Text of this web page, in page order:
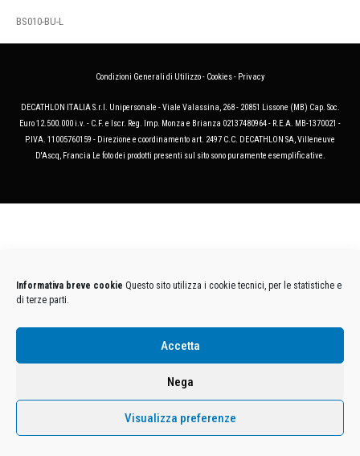
Informativa breve cookie Questo sito utilizza i cookie tecnici, per le statistiche e
di terze parti.
Accetta
Nega
Visualizza preferenze
BS010-BU-L
Condizioni Generali di Utilizzo- Cookies- Privacy
DECATHLON ITALIA S.r.l. Unipersonale - Viale Valassina, 268 - 20851 Lissone (MB) Cap. Soc.
Euro 12.500.000 i.v. - C.F. e Iscr. Reg. Imp. Monza e Brianza 02137480964 - R.E.A. MB-1370021 -
P.IVA. 11005760159 - Direzione e coordinamento art. 2497 C.C. DECATHLON SA, Villeneuve
D'Ascq, Francia Le foto dei prodotti presenti sul sito sono puramente esemplificative.